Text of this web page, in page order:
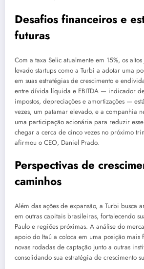
Desafios financeiros e
futuras
Com a taxa Selic atualmente em 15%, os
levado startups como a Turbi a adotar uma
em suas estratégias de crescimento e
entre dívida líquida e EBITDA — indicador
impostos, depreciações e amortizações —
vezes, um patamar elevado, e a companhia
uma participação acionária para reduzir
chegar a cerca de cinco vezes no próximo
afirmou o CEO, Daniel Prado.
Perspectivas de
caminhos
Além das ações de expansão, a Turbi busca
em outras capitais brasileiras, fortalecendo
Paulo e regiões próximas. A análise do
apoio do Itaú a coloca em uma posição mais
novas rodadas de captação junto a outras
consolidando sua estratégia de crescimento